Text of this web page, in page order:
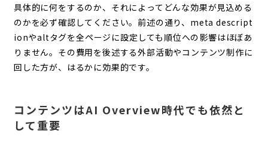
具体的に何をするのか、それによってどんな効果が見込める
のかを必ず確認してください。前述の通り、meta descript
ionやaltタグを全ページに設定しても順位への影響はほぼあ
りません。その費用を後述する外部活動やコンテンツ制作に
回した方が、はるかに効果的です。
コンテンツはAI Overview時代でも依然と
して重要